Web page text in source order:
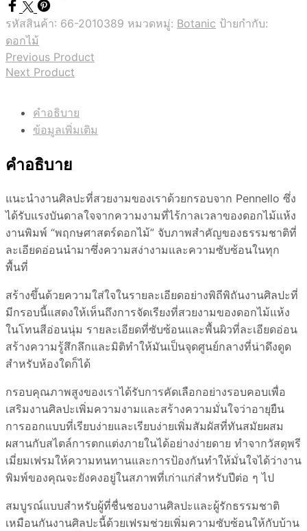
รหัสสินค้า: 66-2010389 หมวดหมู่: Botanic ป้ายกำกับ:
ดอกไม้
Previous Product
Next Product
คำอธิบาย
ข้อมูลเพิ่มเติม
คำอธิบาย
แนะนำงานศิลปะที่สวยงามของเราด้วยกรอบจาก Pennello ซึ่ง
ได้รับแรงบันดาลใจจากความงามที่ไร้กาลเวลาของดอกไม้แห้ง
งานพิมพ์ “พฤกษศาสตร์ดอกไม้” จับภาพสำคัญของธรรมชาติที่
ละเอียดอ่อนนำมาซึ่งความสง่างามและความซับซ้อนในทุก
พื้นที่
สร้างขึ้นด้วยความใส่ใจในรายละเอียดอย่างพิถีพิถันงานศิลปะที่
มีกรอบนี้แสดงให้เห็นถึงการจัดเรียงที่สวยงามของดอกไม้แห้ง
ในโทนสีอ่อนนุ่ม รายละเอียดที่ซับซ้อนและพื้นผิวที่ละเอียดอ่อน
สร้างความรู้สึกลึกและมิติทำให้มันเป็นจุดศูนย์กลางที่น่าดึงดูด
สำหรับห้องใดก็ได้
กรอบคุณภาพสูงของเราได้รับการคัดเลือกอย่างรอบคอบเพื่อ
เสริมงานศิลปะเพิ่มความงามและสร้างความมั่นใจว่าอายุยืน
การออกแบบที่เรียบง่ายและเรียบง่ายเพิ่มสัมผัสที่ทันสมัยผสม
ผสานกับสไตล์การตกแต่งภายในได้อย่างง่ายดาย ทำจากวัสดุพรี
เมี่ยมเฟรมให้ความทนทานและการป้องกันทำให้มั่นใจได้ว่างาน
พิมพ์ของคุณจะยังคงอยู่ในสภาพที่เก่าแก่สำหรับปีต่อ ๆ ไป
สมบูรณ์แบบสำหรับผู้ที่ชื่นชอบงานศิลปะและผู้รักธรรมชาติ
เหมือนกันงานศิลปะนี้ด้วยเฟรมช่วยเพิ่มความซับซ้อนให้กับบ้าน